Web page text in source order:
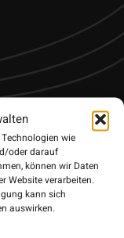
wie
oder darauf
können wir Daten
Website verarbeiten.
kann sich
auswirken.
Funktionalität.
garantiert es den
und leichte
viel unterwegs
Technologie
Zudem